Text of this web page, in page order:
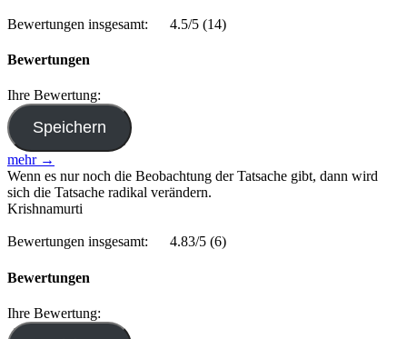
Bewertungen insgesamt: 4.5/5 (14)
Bewertungen
Ihre Bewertung:
mehr →
Wenn es nur noch die Beobachtung der Tatsache gibt, dann wird
sich die Tatsache radikal verändern.
Krishnamurti
Bewertungen insgesamt: 4.83/5 (6)
Bewertungen
Ihre Bewertung: